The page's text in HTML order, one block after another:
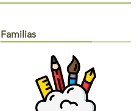
Familias